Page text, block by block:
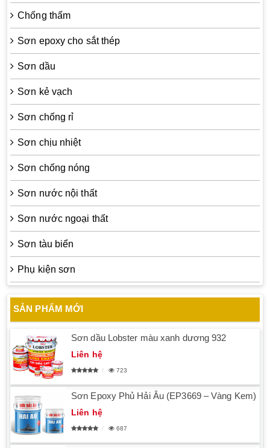
Chống thấm
Sơn epoxy cho sắt thép
Sơn dầu
Sơn kẻ vạch
Sơn chống rỉ
Sơn chịu nhiệt
Sơn chống nóng
Sơn nước nội thất
Sơn nước ngoại thất
Sơn tàu biển
Phụ kiện sơn
SẢN PHẨM MỚI
Sơn dầu Lobster màu xanh dương 932
Liên hệ
723
Sơn Epoxy Phủ Hải Âu (EP3669 – Vàng Kem)
Liên hệ
687